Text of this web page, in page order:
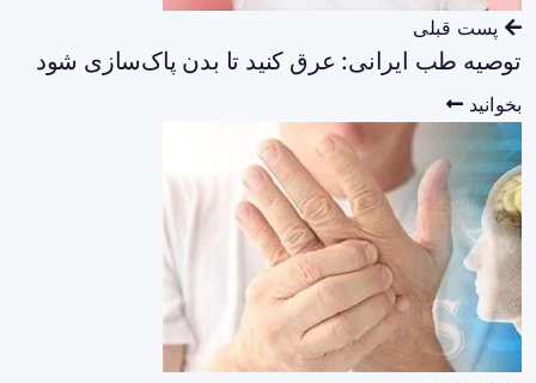
پست قبلی
توصیه طب ایرانی: عرق کنید تا بدن پاک‌سازی شود
بخوانید